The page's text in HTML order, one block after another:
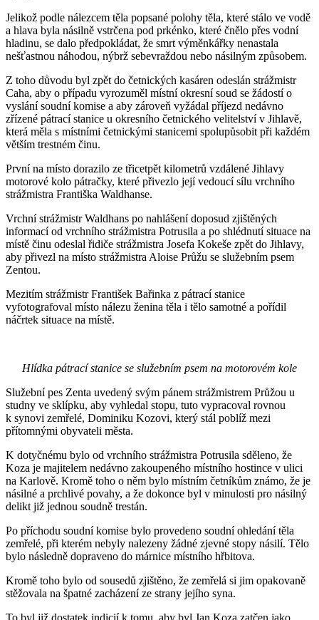
Jelikož podle nálezcem těla popsané polohy těla, které stálo ve vodě
a hlava byla násilně vstrčena pod prkénko, které čnělo přes vodní
hladinu, se dalo předpokládat, že smrt výměnkářky nenastala
nešťastnou náhodou, nýbrž sebevraždou nebo násilným způsobem.
Z toho důvodu byl zpět do četnických kasáren odeslán strážmistr
Caha, aby o případu vyrozuměl místní okresní soud se žádostí o
vyslání soudní komise a aby zároveň vyžádal příjezd nedávno
zřízené pátrací stanice u okresního četnického velitelství v Jihlavě,
která měla s místními četnickými stanicemi spolupůsobit při každém
větším trestném činu.
První na místo dorazilo ze třicetpět kilometrů vzdálené Jihlavy
motorové kolo pátračky, které přivezlo její vedoucí sílu vrchního
strážmistra Františka Waldhanse.
Vrchní strážmistr Waldhans po nahlášení doposud zjištěných
informací od vrchního strážmistra Potrusila a po shlédnutí situace na
místě činu odeslal řidiče strážmistra Josefa Kokeše zpět do Jihlavy,
aby přivezl na místo strážmistra Aloise Průžu se služebním psem
Zentou.
Mezitím strážmistr František Bařinka z pátrací stanice
vyfotografoval místo nálezu ženina těla i tělo samotné a pořídil
náčrtek situace na místě.
Hlídka pátrací stanice se služebním psem na motorovém kole
Služební pes Zenta uvedený svým pánem strážmistrem Průžou u
studny ve sklípku, aby vyhledal stopu, tuto vypracoval rovnou
k synovi zemřelé, Dominiku Kozovi, který stál poblíž mezi
přítomnými obyvateli města.
K dotyčnému bylo od vrchního strážmistra Potrusila sděleno, že
Koza je majitelem nedávno zakoupeného místního hostince v ulici
na Karlově. Kromě toho o něm bylo místním četníkům známo, že je
násilné a prchlivé povahy, a že dokonce byl v minulosti pro násilný
delikt již jednou soudně trestán.
Po příchodu soudní komise bylo provedeno soudní ohledání těla
zemřelé, při kterém nebyly nalezeny žádné zjevné stopy násilí. Tělo
bylo následně dopraveno do márnice místního hřbitova.
Kromě toho bylo od sousedů zjištěno, že zemřelá si jim opakovaně
stěžovala na špatné zacházení ze strany jejího syna.
To byl již dostatek indicií k tomu, aby byl Jan Koza zatčen jako